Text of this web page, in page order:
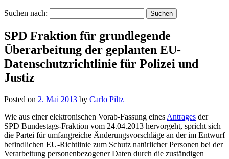
Suchen nach:
SPD Fraktion für grundlegende
Überarbeitung der geplanten EU-
Datenschutzrichtlinie für Polizei und
Justiz
Posted on 2. Mai 2013 by Carlo Piltz
Wie aus einer elektronischen Vorab-Fassung eines Antrages der
SPD Bundestags-Fraktion vom 24.04.2013 hervorgeht, spricht sich
die Partei für umfangreiche Änderungsvorschläge an der im Entwurf
befindlichen EU-Richtlinie zum Schutz natürlicher Personen bei der
Verarbeitung personenbezogener Daten durch die zuständigen